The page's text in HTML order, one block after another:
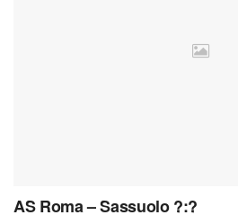
AS Roma – Sassuolo ?:?